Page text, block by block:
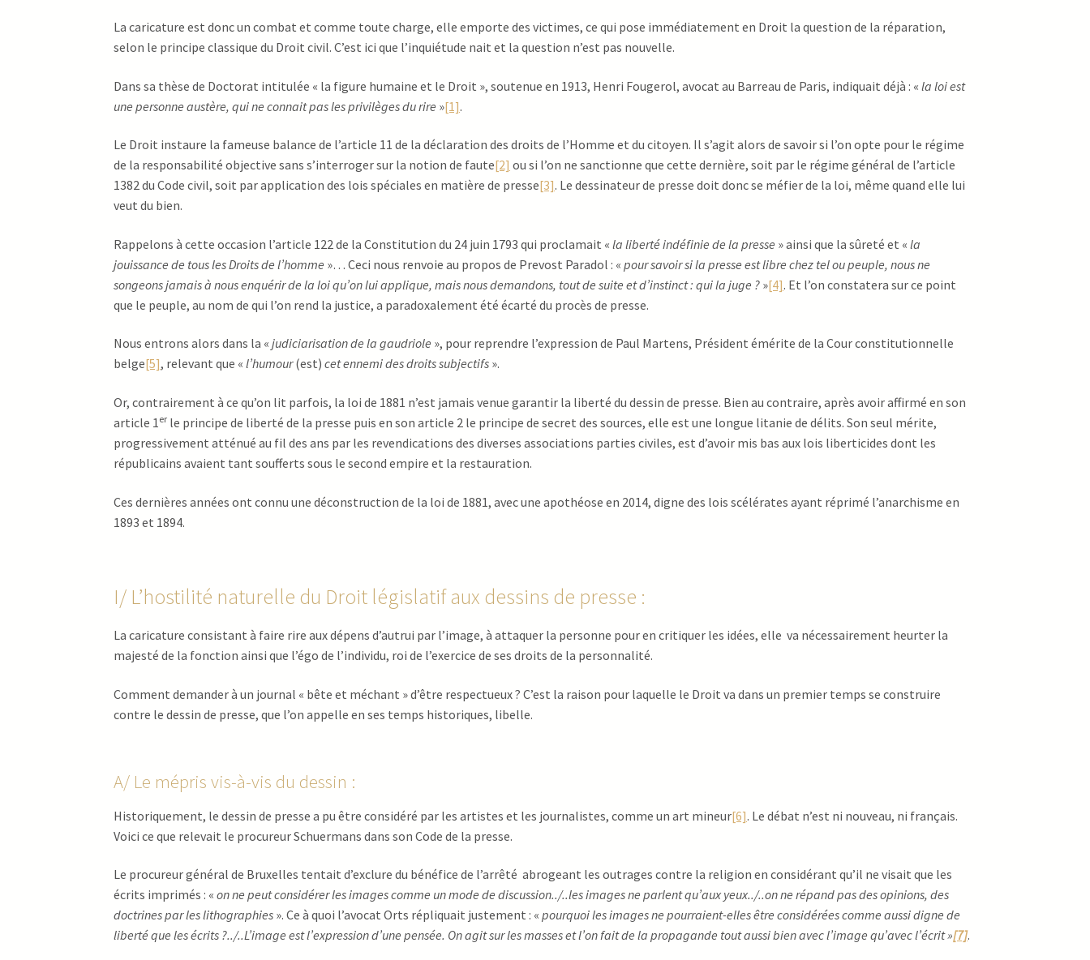
La caricature est donc un combat et comme toute charge, elle emporte des victimes, ce qui pose immédiatement en Droit la question de la réparation,
selon le principe classique du Droit civil. C’est ici que l’inquiétude nait et la question n’est pas nouvelle.
Dans sa thèse de Doctorat intitulée « la figure humaine et le Droit », soutenue en 1913, Henri Fougerol, avocat au Barreau de Paris, indiquait déjà : «la loi est
une personne austère, qui ne connait pas les privilèges du rire »[1].
Le Droit instaure la fameuse balance de l’article 11 de la déclaration des droits de l’Homme et du citoyen. Il s’agit alors de savoir si l’on opte pour le régime
de la responsabilité objective sans s’interroger sur la notion de faute[2] ou si l’on ne sanctionne que cette dernière, soit par le régime général de l’article
1382 du Code civil, soit par application des lois spéciales en matière de presse[3]. Le dessinateur de presse doit donc se méfier de la loi, même quand elle lui
veut du bien.
Rappelons à cette occasion l’article 122 de la Constitution du 24 juin 1793 qui proclamait «la liberté indéfinie de la presse » ainsi que la sûreté et «la
jouissance de tous les Droits de l’homme »… Ceci nous renvoie au propos de Prevost Paradol : «pour savoir si la presse est libre chez tel ou peuple, nous ne
songeons jamais à nous enquérir de la loi qu’on lui applique, mais nous demandons, tout de suite et d’instinct : qui la juge ? »[4]. Et l’on constatera sur ce point
que le peuple, au nom de qui l’on rend la justice, a paradoxalement été écarté du procès de presse.
Nous entrons alors dans la «judiciarisation de la gaudriole », pour reprendre l’expression de Paul Martens, Président émérite de la Cour constitutionnelle
belge[5], relevant que «l’humour(est)cet ennemi des droits subjectifs ».
Or, contrairement à ce qu’on lit parfois, la loi de 1881 n’est jamais venue garantir la liberté du dessin de presse. Bien au contraire, après avoir affirmé en son
article 1er le principe de liberté de la presse puis en son article 2 le principe de secret des sources, elle est une longue litanie de délits. Son seul mérite,
progressivement atténué au fil des ans par les revendications des diverses associations parties civiles, est d’avoir mis bas aux lois liberticides dont les
républicains avaient tant soufferts sous le second empire et la restauration.
Ces dernières années ont connu une déconstruction de la loi de 1881, avec une apothéose en 2014, digne des lois scélérates ayant réprimé l’anarchisme en
1893 et 1894.
I/ L’hostilité naturelle du Droit législatif aux dessins de presse :
La caricature consistant à faire rire aux dépens d’autrui par l’image, à attaquer la personne pour en critiquer les idées, elle va nécessairement heurter la
majesté de la fonction ainsi que l’égo de l’individu, roi de l’exercice de ses droits de la personnalité.
Comment demander à un journal « bête et méchant » d’être respectueux ? C’est la raison pour laquelle le Droit va dans un premier temps se construire
contre le dessin de presse, que l’on appelle en ses temps historiques, libelle.
A/ Le mépris vis-à-vis du dessin :
Historiquement, le dessin de presse a pu être considéré par les artistes et les journalistes, comme un art mineur[6]. Le débat n’est ni nouveau, ni français.
Voici ce que relevait le procureur Schuermans dans son Code de la presse.
Le procureur général de Bruxelles tentait d’exclure du bénéfice de l’arrêté abrogeant les outrages contre la religion en considérant qu’il ne visait que les
écrits imprimés : «on ne peut considérer les images comme un mode de discussion../..les images ne parlent qu’aux yeux../..on ne répand pas des opinions, des
doctrines par les lithographies ». Ce à quoi l’avocat Orts répliquait justement : «pourquoi les images ne pourraient-elles être considérées comme aussi digne de
liberté que les écrits ?../..L’image est l’expression d’une pensée. On agit sur les masses et l’on fait de la propagande tout aussi bien avec l’image qu’avec l’écrit »[7].